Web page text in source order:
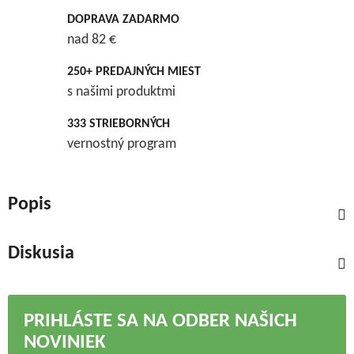
DOPRAVA ZADARMO
nad 82 €
250+ PREDAJNÝCH MIEST
s našimi produktmi
333 STRIEBORNÝCH
vernostný program
Popis
Diskusia
PRIHLÁSTE SA NA ODBER NAŠICH
NOVINIEK